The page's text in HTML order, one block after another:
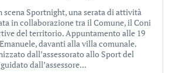
scena Sportnight, una serata di attività
in collaborazione tra il Comune, il Coni
del territorio. Appuntamento alle 19
davanti alla villa comunale.
dall’assessorato allo Sport del
dall’assessore...